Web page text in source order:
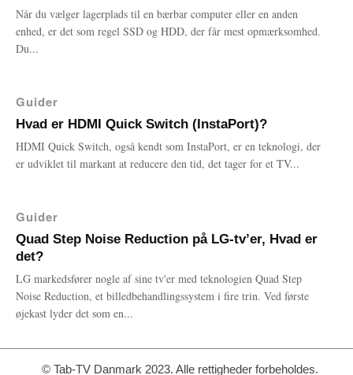
Når du vælger lagerplads til en bærbar computer eller en anden
enhed, er det som regel SSD og HDD, der får mest opmærksomhed.
Du...
Guider
Hvad er HDMI Quick Switch (InstaPort)?
HDMI Quick Switch, også kendt som InstaPort, er en teknologi, der
er udviklet til markant at reducere den tid, det tager for et TV...
Guider
Quad Step Noise Reduction på LG-tv’er, Hvad er
det?
LG markedsfører nogle af sine tv'er med teknologien Quad Step
Noise Reduction, et billedbehandlingssystem i fire trin. Ved første
øjekast lyder det som en...
© Tab-TV Danmark 2023. Alle rettigheder forbeholdes.